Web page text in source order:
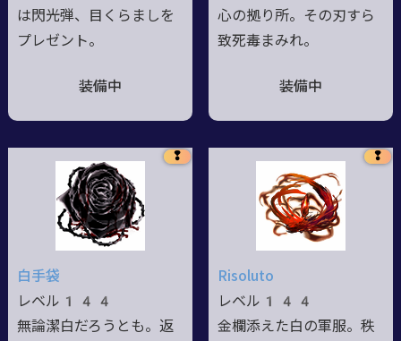
は閃光弾、目くらましを
プレゼント。
装備中
心の拠り所。その刃すら
致死毒まみれ。
装備中
❢
白手袋
レベル144
無論潔白だろうとも。返
❢
Risoluto
レベル144
金欄添えた白の軍服。秩